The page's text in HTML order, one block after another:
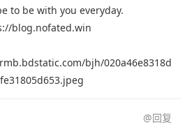
to be with you everyday.
blog.nofated.win
bjh/020a46e8318d
@回复